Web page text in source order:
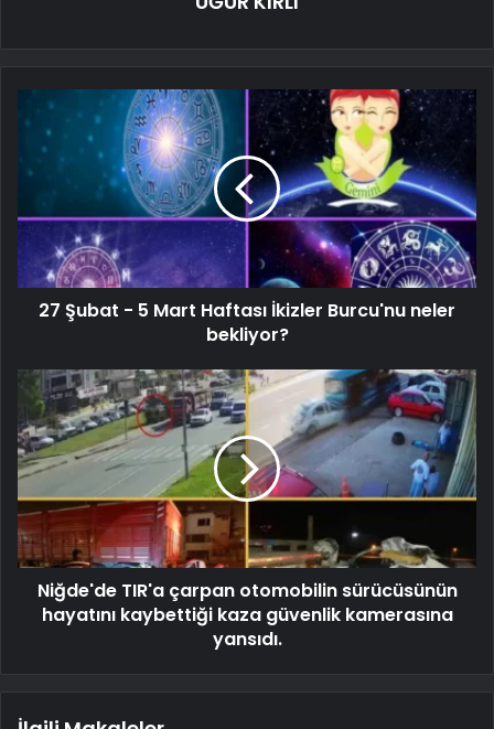
27 Şubat - 5 Mart Haftası İkizler Burcu'nu neler
bekliyor?
Niğde'de TIR'a çarpan otomobilin sürücüsünün
hayatını kaybettiği kaza güvenlik kamerasına
yansıdı.